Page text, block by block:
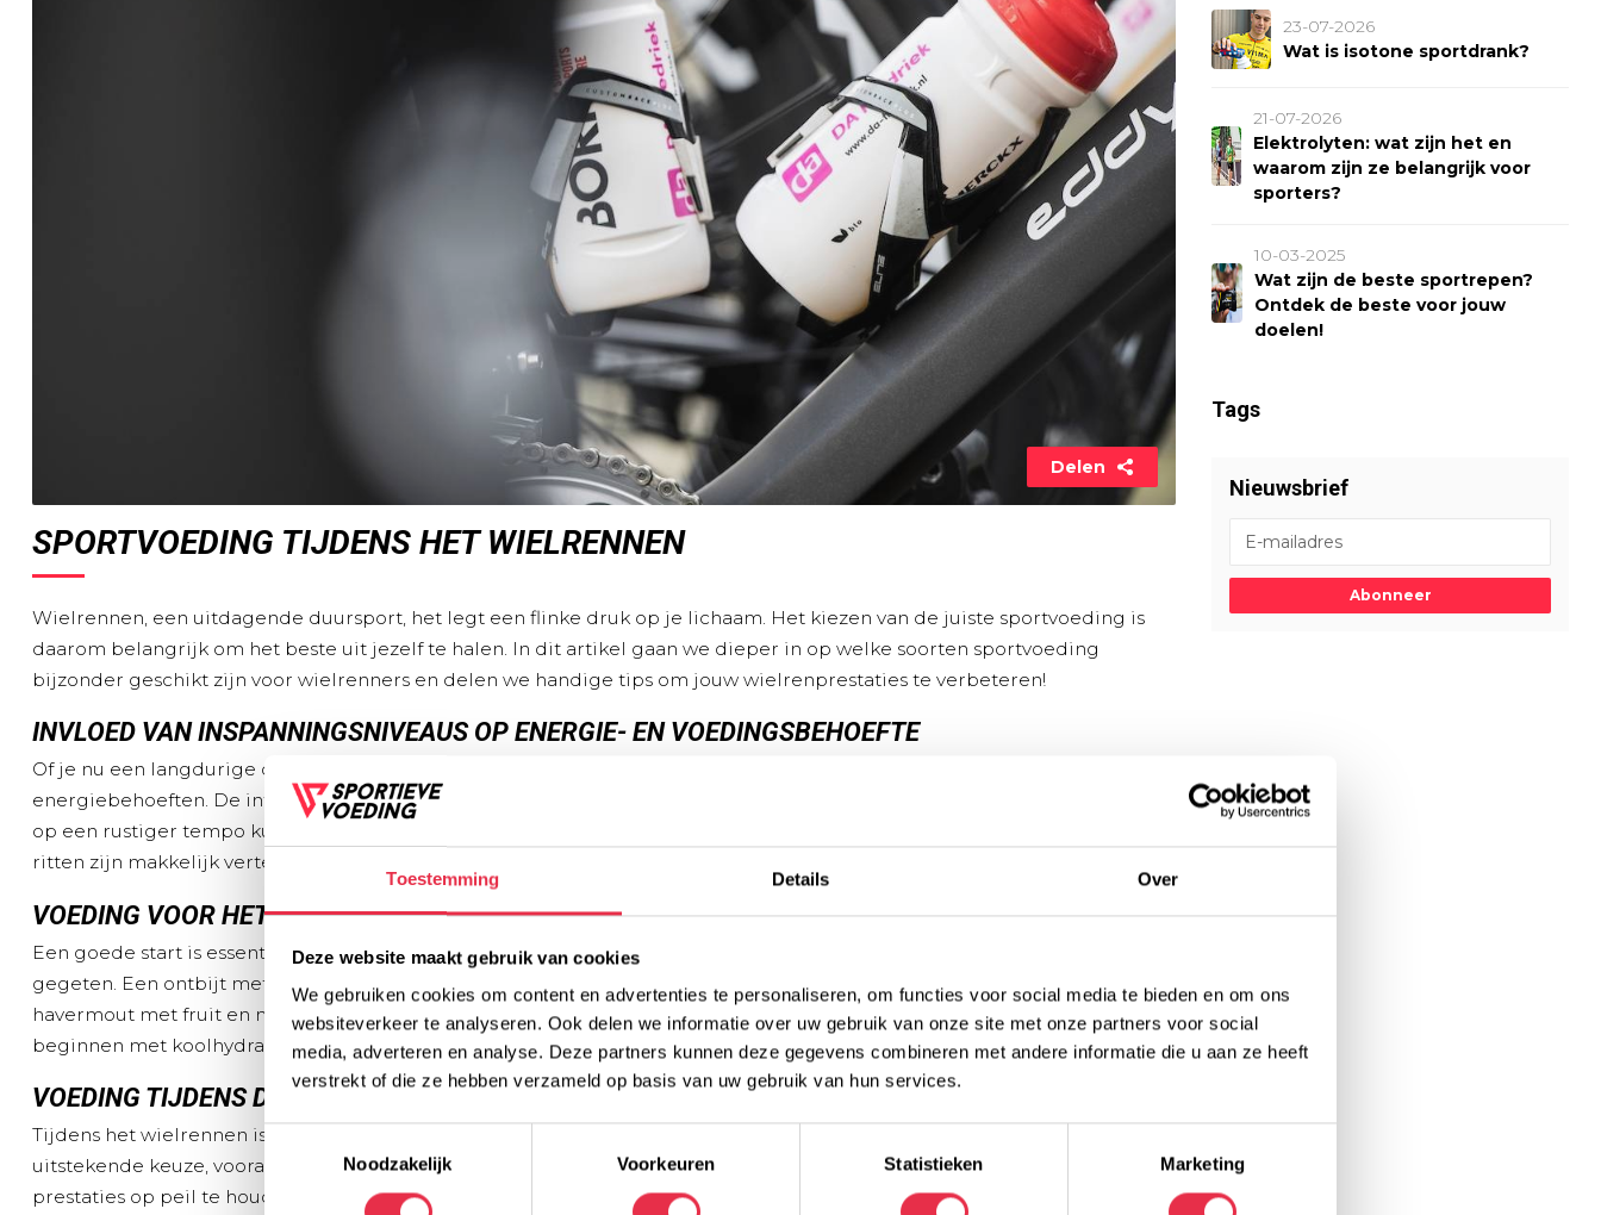
Toestemming Details Over
Deze website maakt gebruik van cookies
We gebruiken cookies om content en advertenties te personaliseren, om functies voor social media te bieden en om ons
websiteverkeer te analyseren. Ook delen we informatie over uw gebruik van onze site met onze partners voor social
media, adverteren en analyse. Deze partners kunnen deze gegevens combineren met andere informatie die u aan ze heeft
verstrekt of die ze hebben verzameld op basis van uw gebruik van hun services.
Toestemmingsselectie
Noodzakelijk
Voorkeuren Statistieken Marketing
Delen
SPORTVOEDING TIJDENS HET WIELRENNEN
Wielrennen, een uitdagende duursport, het legt een flinke druk op je lichaam. Het kiezen van de juiste sportvoeding is
daarom belangrijk om het beste uit jezelf te halen. In dit artikel gaan we dieper in op welke soorten sportvoeding
bijzonder geschikt zijn voor wielrenners en delen we handige tips om jouw wielrenprestaties te verbeteren!
INVLOED VAN INSPANNINGSNIVEAUS OP ENERGIE- EN VOEDINGSBEHOEFTE
Of je nu een langdurige duurtraining onderneemt of een korte, intensieve fietssessie, je lichaam heeft verschillende
energiebehoeften. De intensiteit van je inspanning bepaalt welk type sportvoeding je moet overwegen. Bij langere ritten
op een rustiger tempo kun je de focus leggen op langzaam vrijkomende energiebronnen. Voor snellere en intensievere
ritten zijn makkelijk verteerbare koolhydraten en eventueel cafeïne-houdende gels handig voor een snelle energieboost.
VOEDING VOOR HET WIELRENNEN
Een goede start is essentieel voor succes! Zorg ervoor dat je voorafgaand aan een rit een voedzame maaltijd hebt
gegeten. Een ontbijt met veel koolhydraten voorziet je lichaam van de benodigde brandstof. Je kunt bijvoorbeeld
havermout met fruit en noten of volkoren brood eten. Bij veeleisende fietstochten kun je zelfs enkele dagen vooraf
beginnen met koolhydraatstapeling door je koolhydraatinname geleidelijk te verhogen.
VOEDING TIJDENS DE RIT
Tijdens het wielrennen is het belangrijk om je energiereserves snel aan te vullen. Een isotone sportdrank is een
uitstekende keuze, vooral tijdens langere ritten. Deze drank biedt koolhydraten voor directe energie en hydratatie om je
prestaties op peil te houden. Daarnaast kun energierepen eten om je energie op peil te houden. Als je intensief aan het
23-07-2026
Wat is isotone sportdrank?
21-07-2026
Elektrolyten: wat zijn het en
waarom zijn ze belangrijk voor
sporters?
10-03-2025
Wat zijn de beste sportrepen?
Ontdek de beste voor jouw
doelen!
Tags
Nieuwsbrief
Abonneer